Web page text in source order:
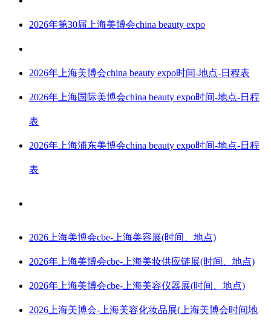
2026年第30届上海美博会china beauty expo
2026年上海美博会china beauty expo时间-地点-日程表
2026年上海国际美博会china beauty expo时间-地点-日程
表
2026年上海浦东美博会china beauty expo时间-地点-日程
表
2026上海美博会cbe-上海美容展(时间、地点)
2026年上海美博会cbe-上海美妆供应链展(时间、地点)
2026年上海美博会cbe-上海美容仪器展(时间、地点)
2026上海美博会-上海美容化妆品展(上海美博会时间地